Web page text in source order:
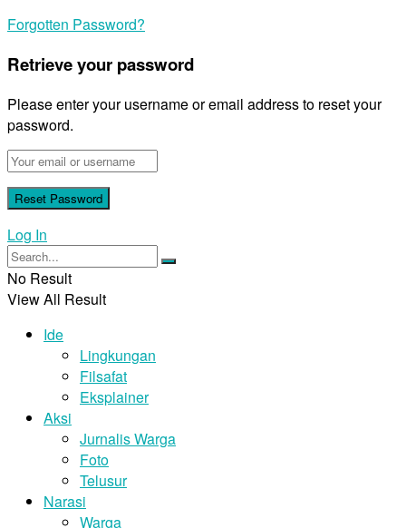
Forgotten Password?
Retrieve your password
Please enter your username or email address to reset your
password.
Log In
No Result
View All Result
Ide
Lingkungan
Filsafat
Eksplainer
Aksi
Jurnalis Warga
Foto
Telusur
Narasi
Warga